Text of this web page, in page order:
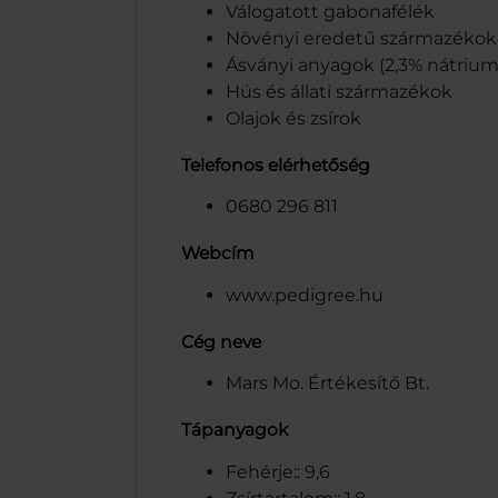
Válogatott gabonafélék
Növényi eredetű származékok
Ásványi anyagok (2,3%
Hús és állati származékok
Olajok és zsírok
Telefonos elérhetőség
0680 296 811
Webcím
www.pedigree.hu
Cég neve
Mars Mo. Értékesítő Bt.
Tápanyagok
Fehérje:: 9,6